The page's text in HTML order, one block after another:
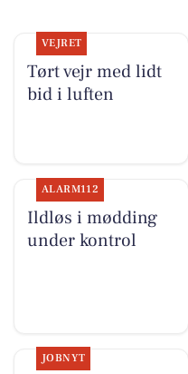
VEJRET
Tørt vejr med lidt
bid i luften
ALARM112
Ildløs i mødding
under kontrol
JOBNYT